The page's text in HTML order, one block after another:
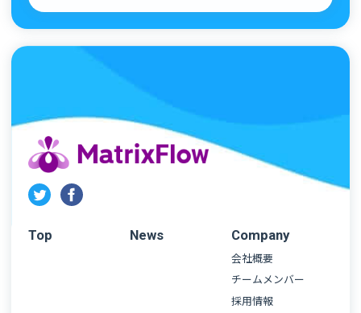
Top News
Company
会社概要
チームメンバー
採用情報